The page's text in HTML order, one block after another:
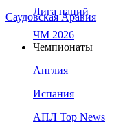
Саудовская Аравия
Лига наций
ЧМ 2026
Чемпионаты
Англия
Испания
АПЛ Top News